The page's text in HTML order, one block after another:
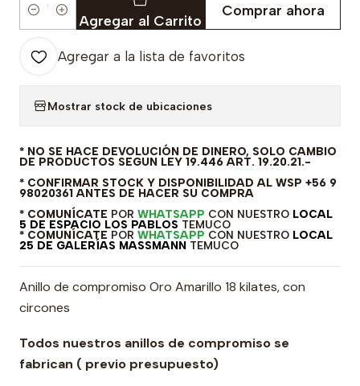
Cantidad Agregar al Carrito
Comprar ahora
Agregar a la lista de favoritos
Mostrar stock de ubicaciones
* NO SE HACE DEVOLUCIÓN DE DINERO, SOLO CAMBIO
DE PRODUCTOS SEGUN LEY 19.446 ART. 19.20.21.-
* CONFIRMAR STOCK Y DISPONIBILIDAD AL WSP +56 9
98020361 ANTES DE HACER SU COMPRA
* COMUNÍCATE POR WHATSAPP CON NUESTRO LOCAL
5 DE ESPACIO LOS PABLOS TEMUCO
* COMUNÍCATE POR WHATSAPP CON NUESTRO LOCAL
25 DE GALERÍAS MASSMANN TEMUCO
Anillo de compromiso Oro Amarillo 18 kilates, con
circones
Todos nuestros anillos de compromiso se
fabrican ( previo presupuesto)